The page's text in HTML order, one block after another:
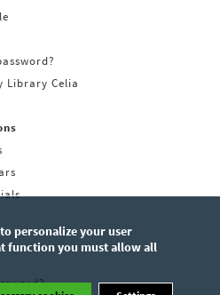
Library Celia
personalize your user
function you must allow all